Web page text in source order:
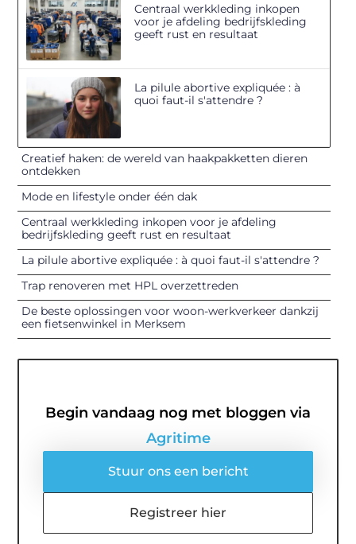
Centraal werkkleding inkopen
voor je afdeling bedrijfskleding
geeft rust en resultaat
La pilule abortive expliquée : à
quoi faut-il s'attendre ?
Creatief haken: de wereld van haakpakketten dieren
ontdekken
Mode en lifestyle onder één dak
Centraal werkkleding inkopen voor je afdeling
bedrijfskleding geeft rust en resultaat
La pilule abortive expliquée : à quoi faut-il s'attendre ?
Trap renoveren met HPL overzettreden
De beste oplossingen voor woon-werkverkeer dankzij
een fietsenwinkel in Merksem
Begin vandaag nog met bloggen via
Agritime
Stuur ons een bericht
Registreer hier